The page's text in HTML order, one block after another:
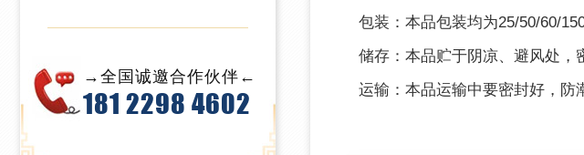
→全国诚邀合作伙伴←
181 2298 4602
包装：本品包装均为25/50/60/
储存：本品贮于阴凉、避风处，
运输：本品运输中要密封好，防